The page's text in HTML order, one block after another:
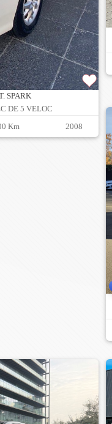
SPARK
DE 5 VELOC
Km 2008